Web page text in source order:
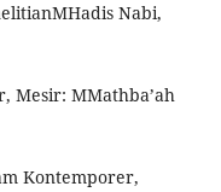
Nabi,
Mesir: MMathba’ah
Kontemporer,